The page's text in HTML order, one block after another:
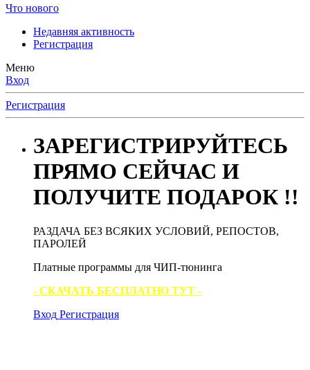
Что нового
Недавняя активность
Регистрация
Меню
Вход
Регистрация
ЗАРЕГИСТРИРУЙТЕСЬ
ПРЯМО СЕЙЧАС И
ПОЛУЧИТЕ ПОДАРОК !!
РАЗДАЧА БЕЗ ВСЯКИХ УСЛОВИЙ, РЕПОСТОВ,
ПАРОЛЕЙ
Платные программы для ЧИП-тюнинга
- СКАЧАТЬ БЕСПЛАТНО ТУТ -
Вход Регистрация